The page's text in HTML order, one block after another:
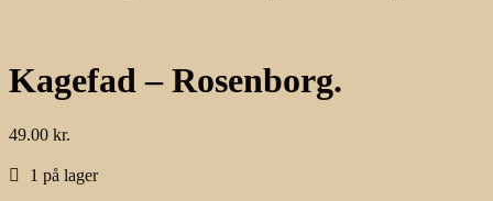
Kagefad – Rosenborg.
49.00 kr.
1 på lager